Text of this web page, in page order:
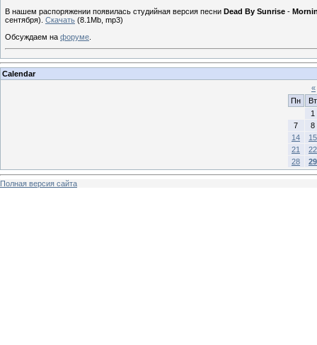
В нашем распоряжении появилась студийная версия песни Dead By Sunrise -
сентября). Скачать (8.1Mb, mp3)
Обсуждаем на форуме
Calendar
«
Пн
Вт
1
7
8
14
15
21
22
28
29
Полная версия сайта